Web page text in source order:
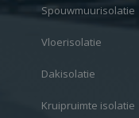
Spouwmuurisolatie
Vloerisolatie
Dakisolatie
Kruipruimte isolatie